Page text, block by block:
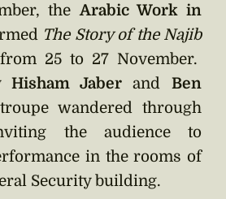
theArabic Work in
The Story of the Najib
from 25 to 27 November.
Hisham JaberandBen
wandered through
the audience to
in the rooms of
Security building.